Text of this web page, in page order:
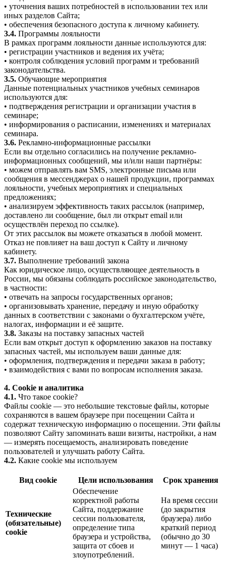
• уточнения ваших потребностей в использовании тех или
иных разделов Сайта;
• обеспечения безопасного доступа к личному кабинету.
3.4. Программы лояльности
В рамках программ лояльности данные используются для:
• регистрации участников и ведения их учёта;
• контроля соблюдения условий программ и требований
законодательства.
3.5. Обучающие мероприятия
Данные потенциальных участников учебных семинаров
используются для:
• подтверждения регистрации и организации участия в
семинаре;
• информирования о расписании, изменениях и материалах
семинара.
3.6. Рекламно-информационные рассылки
Если вы отдельно согласились на получение рекламно-
информационных сообщений, мы и/или наши партнёры:
• можем отправлять вам SMS, электронные письма или
сообщения в мессенджерах о нашей продукции, программах
лояльности, учебных мероприятиях и специальных
предложениях;
• анализируем эффективность таких рассылок (например,
доставлено ли сообщение, был ли открыт email или
осуществлён переход по ссылке).
От этих рассылок вы можете отказаться в любой момент.
Отказ не повлияет на ваш доступ к Сайту и личному
кабинету.
3.7. Выполнение требований закона
Как юридическое лицо, осуществляющее деятельность в
России, мы обязаны соблюдать российское законодательство,
в частности:
• отвечать на запросы государственных органов;
• организовывать хранение, передачу и иную обработку
данных в соответствии с законами о бухгалтерском учёте,
налогах, информации и её защите.
3.8. Заказы на поставку запасных частей
Если вам открыт доступ к оформлению заказов на поставку
запасных частей, мы используем ваши данные для:
• оформления, подтверждения и передачи заказа в работу;
• взаимодействия с вами по вопросам исполнения заказа.
4. Cookie и аналитика
4.1. Что такое cookie?
Файлы cookie — это небольшие текстовые файлы, которые
сохраняются в вашем браузере при посещении Сайта и
содержат техническую информацию о посещении. Эти файлы
позволяют Сайту запоминать ваши визиты, настройки, а нам
— измерять посещаемость, анализировать поведение
пользователей и улучшать работу Сайта.
4.2. Какие cookie мы используем
Вид cookie Цели использования Срок хранения
Технические
(обязательные)
cookie
Обеспечение
корректной работы
Сайта, поддержание
сессии пользователя,
определение типа
браузера и устройства,
защита от сбоев и
злоупотреблений.
На время сессии
(до закрытия
браузера) либо
краткий период
(обычно до 30
минут — 1 часа)